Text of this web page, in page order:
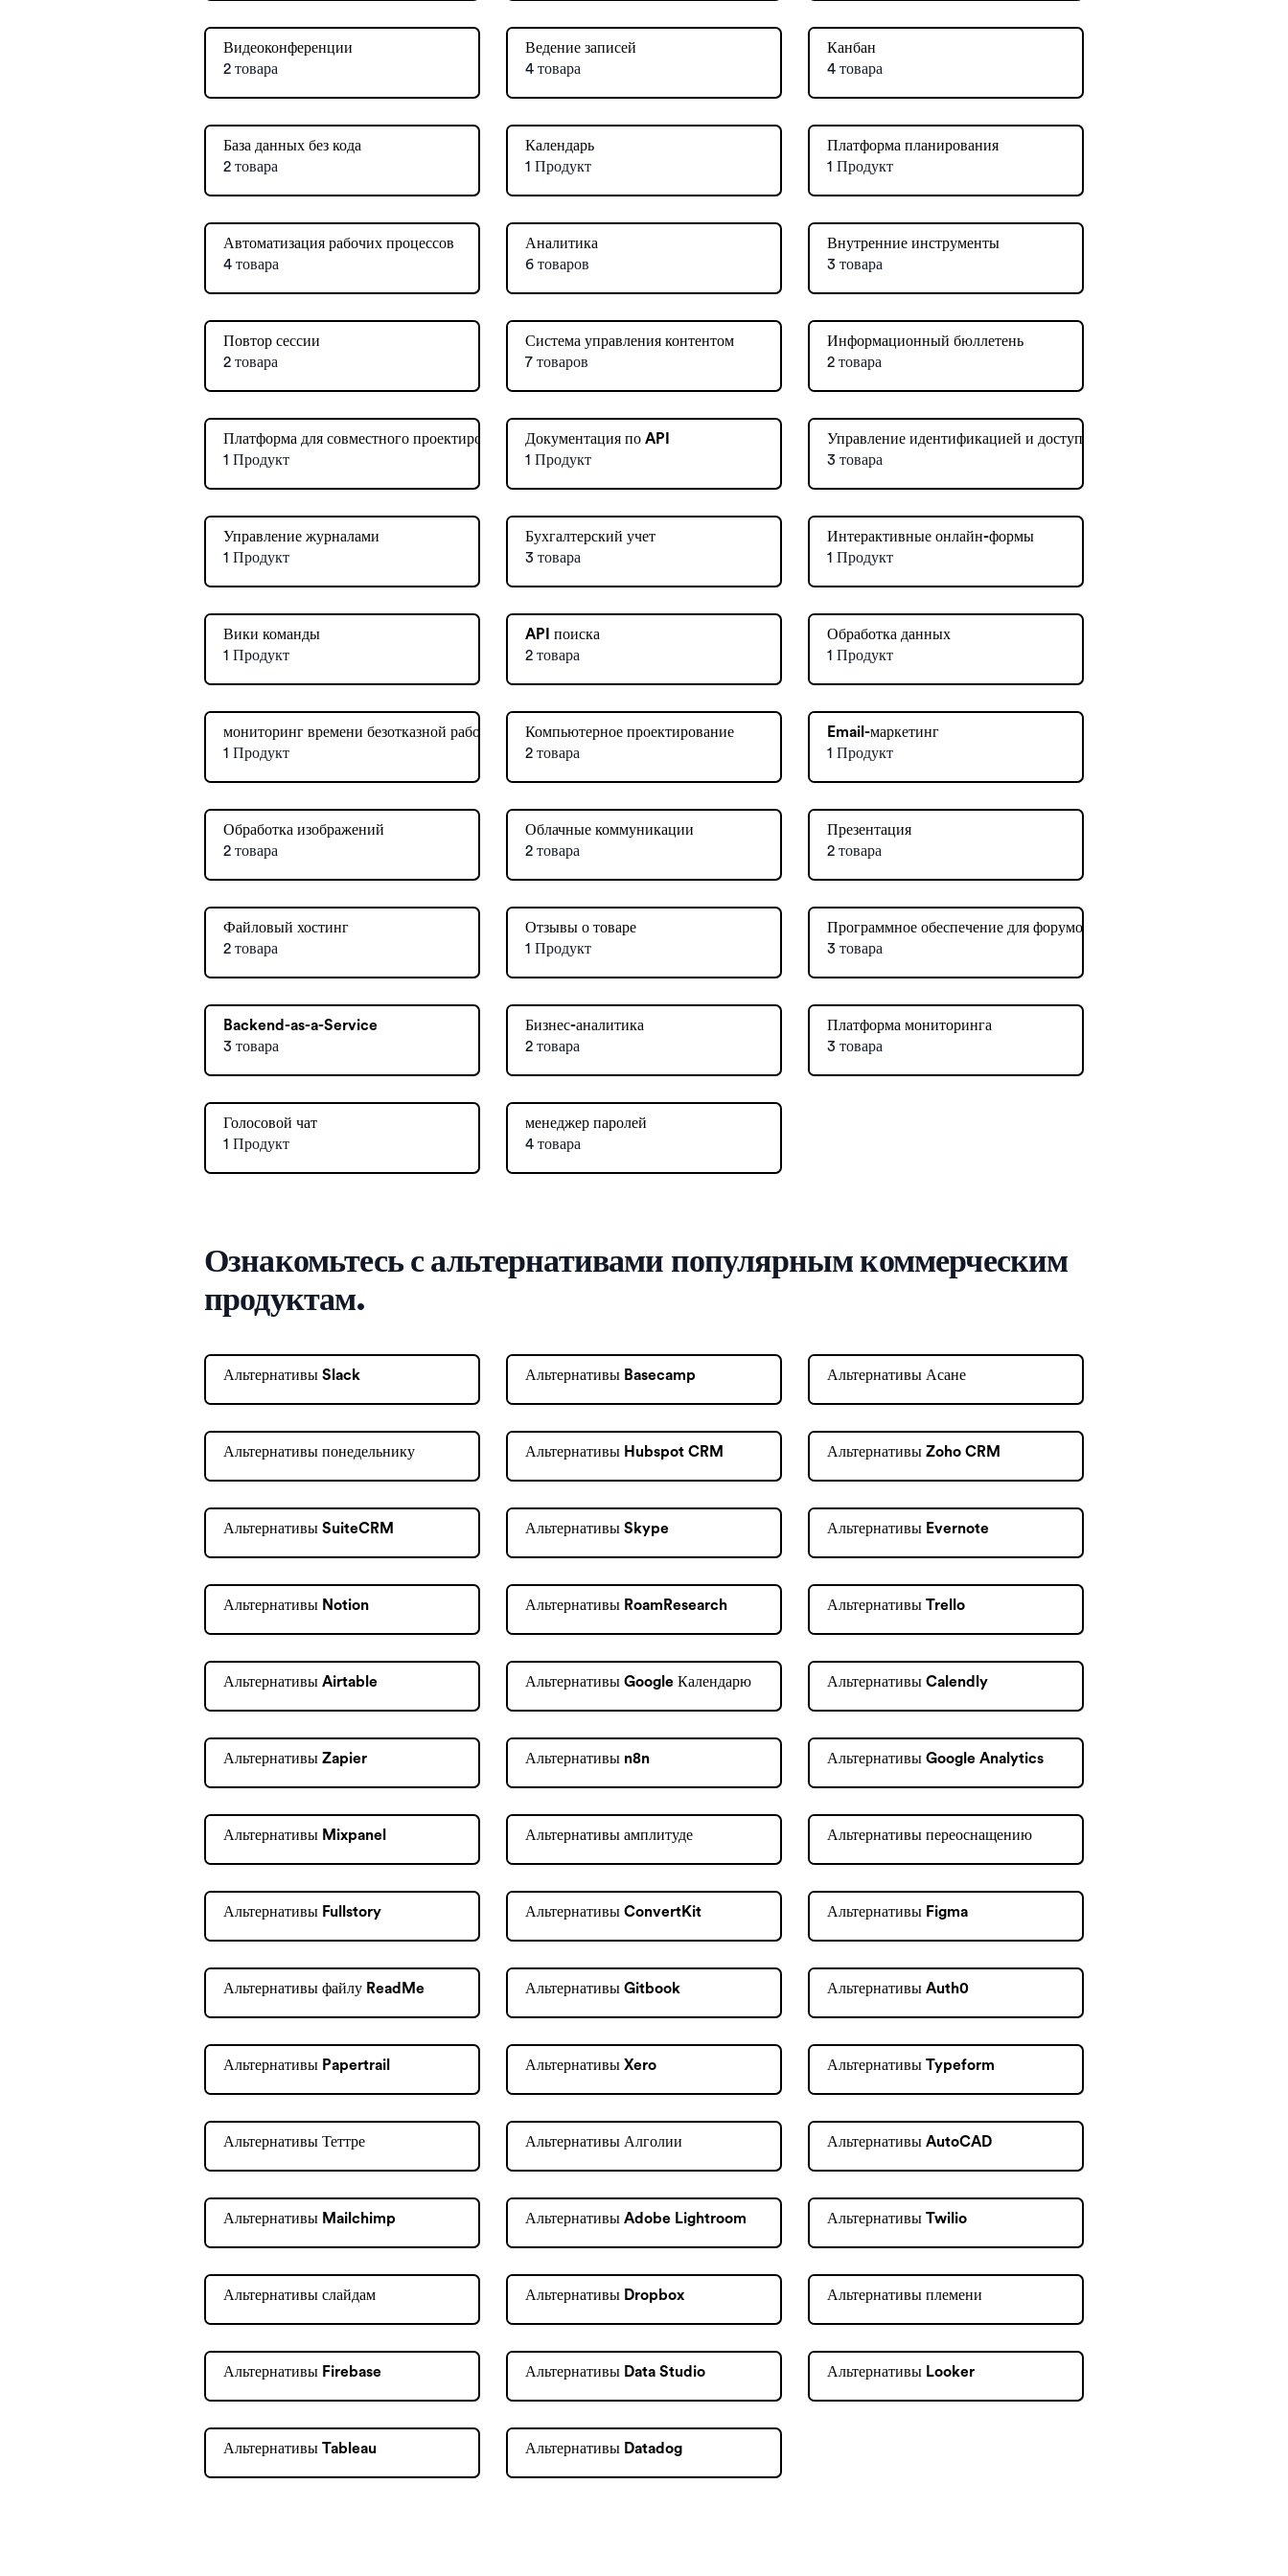
Видеоконференции
2 товара
Ведение записей
4 товара
Канбан
4 товара
База данных без кода
2 товара
Календарь
1 Продукт
Платформа планирования
1 Продукт
Автоматизация рабочих процессов
4 товара
Аналитика
6 товаров
Внутренние инструменты
3 товара
Повтор сессии
2 товара
Система управления контентом
7 товаров
Информационный бюллетень
2 товара
Платформа для совместного проектирования
1 Продукт
Документация по API
1 Продукт
Управление идентификацией и доступом
3 товара
Управление журналами
1 Продукт
Бухгалтерский учет
3 товара
Интерактивные онлайн-формы
1 Продукт
Вики команды
1 Продукт
API поиска
2 товара
Обработка данных
1 Продукт
мониторинг времени безотказной работы
1 Продукт
Компьютерное проектирование
2 товара
Email-маркетинг
1 Продукт
Обработка изображений
2 товара
Облачные коммуникации
2 товара
Презентация
2 товара
Файловый хостинг
2 товара
Отзывы о товаре
1 Продукт
Программное обеспечение для форумов
3 товара
Backend-as-a-Service
3 товара
Бизнес-аналитика
2 товара
Платформа мониторинга
3 товара
Голосовой чат
1 Продукт
менеджер паролей
4 товара
Ознакомьтесь с альтернативами популярным коммерческим
продуктам.
Альтернативы Slack Альтернативы Basecamp Альтернативы Асане
Альтернативы понедельнику Альтернативы Hubspot CRM Альтернативы Zoho CRM
Альтернативы SuiteCRM Альтернативы Skype Альтернативы Evernote
Альтернативы Notion Альтернативы RoamResearch Альтернативы Trello
Альтернативы Airtable Альтернативы Google Календарю Альтернативы Calendly
Альтернативы Zapier Альтернативы n8n Альтернативы Google Analytics
Альтернативы Mixpanel Альтернативы амплитуде Альтернативы переоснащению
Альтернативы Fullstory Альтернативы ConvertKit Альтернативы Figma
Альтернативы файлу ReadMe Альтернативы Gitbook Альтернативы Auth0
Альтернативы Papertrail Альтернативы Xero Альтернативы Typeform
Альтернативы Теттре Альтернативы Алголии Альтернативы AutoCAD
Альтернативы Mailchimp Альтернативы Adobe Lightroom Альтернативы Twilio
Альтернативы слайдам Альтернативы Dropbox Альтернативы племени
Альтернативы Firebase Альтернативы Data Studio Альтернативы Looker
Альтернативы Tableau Альтернативы Datadog